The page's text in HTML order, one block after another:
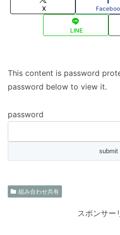
X
LINE
This content is password
password below to view it.
password
組み合わせ共有
スポンサー